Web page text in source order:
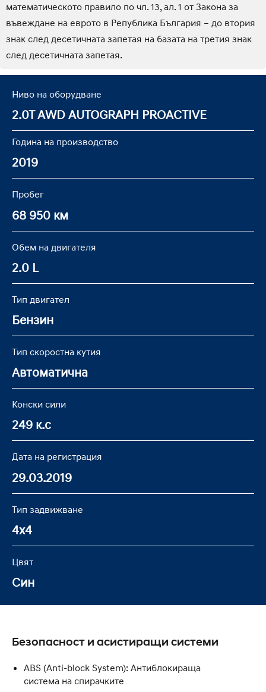
математическото правило по чл. 13, ал. 1 от Закона за
въвеждане на еврото в Република България – до втория
знак след десетичната запетая на базата на третия знак
след десетичната запетая.
Ниво на оборудване
2.0T AWD AUTOGRAPH PROACTIVE
Година на производство
2019
Пробег
68 950 км
Обем на двигателя
2.0 L
Тип двигател
Бензин
Тип скоростна кутия
Автоматична
Конски сили
249 к.с
Дата на регистрация
29.03.2019
Тип задвижване
4x4
Цвят
Син
Безопасност и асистиращи системи
ABS (Anti-block System): Антиблокираща
система на спирачките